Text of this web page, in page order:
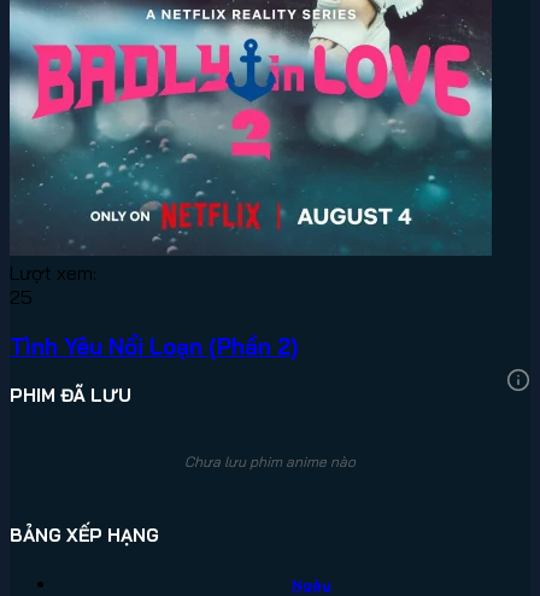
Lượt xem:
25
Tình Yêu Nổi Loạn (Phần 2)
PHIM ĐÃ LƯU
Chưa lưu phim anime nào
BẢNG XẾP HẠNG
Ngày